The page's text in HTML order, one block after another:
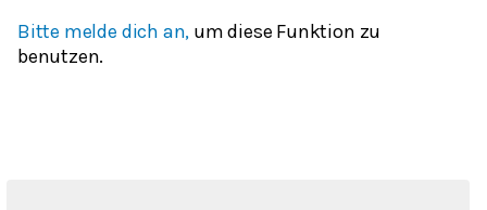
Bitte melde dich an, um diese Funktion zu
benutzen.